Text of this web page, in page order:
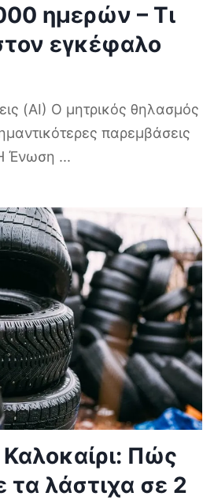
ημερών – Τι
εγκέφαλο
(AI) Ο μητρικός θηλασμός
παρεμβάσεις
Ένωση ...
Πώς
τα λάστιχα σε 2